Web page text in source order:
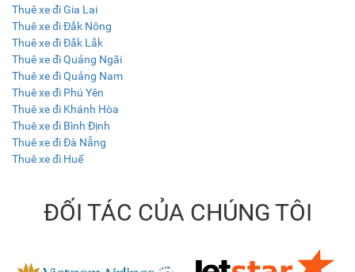
Thuê xe đi Gia Lai
Thuê xe đi Đắk Nông
Thuê xe đi Đắk Lắk
Thuê xe đi Quảng Ngãi
Thuê xe đi Quảng Nam
Thuê xe đi Phú Yên
Thuê xe đi Khánh Hòa
Thuê xe đi Bình Định
Thuê xe đi Đà Nẵng
Thuê xe đi Huế
ĐỐI TÁC CỦA CHÚNG TÔI